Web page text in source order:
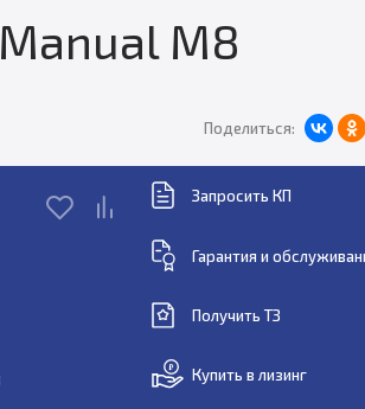
М8
Поделиться:
Запросить КП
Гарантия и
Получить ТЗ
Купить в лизинг